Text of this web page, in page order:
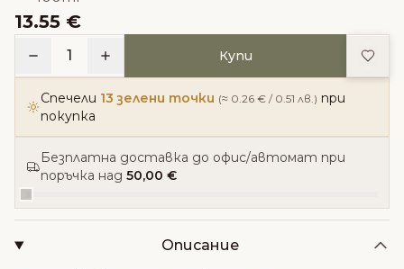
13.55 €
1 Купи
Спечели 13 зелени точки (≈ 0.26 € / 0.51 лв.) при
покупка
Безплатна доставка до офис/автомат при
поръчка над 50,00 €
Описание